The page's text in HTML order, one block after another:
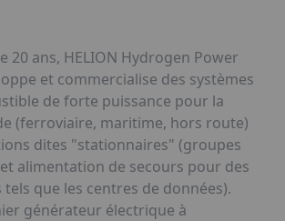
20 ans, HELION Hydrogen Power
et commercialise des systèmes
de forte puissance pour la
(ferroviaire, maritime, hors route)
dites "stationnaires" (groupes
alimentation de secours pour des
que les centres de données).
générateur électrique à